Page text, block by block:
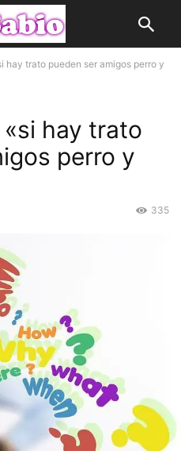
hay trato pueden ser amigos perro y
hay trato
perro y
335